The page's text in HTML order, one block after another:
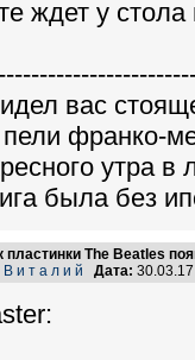
ждет у
вас
франко-
утра в
была без
пластинки The Beatles
В и т а л и й Дата: